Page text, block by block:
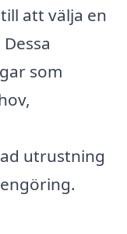
att välja en
som
utrustning